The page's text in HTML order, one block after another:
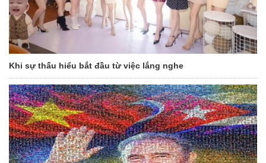
Khi sự thấu hiểu bắt đầu từ việc lắng nghe